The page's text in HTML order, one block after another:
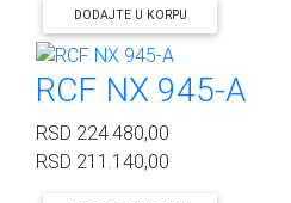
DODAJTE U KORPU
RCF NX 945-A
RSD 224.480,00
RSD 211.140,00